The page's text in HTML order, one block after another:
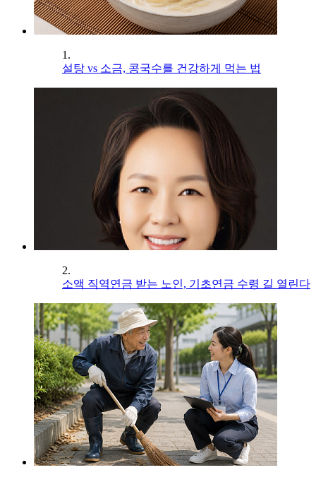
1.
설탕 vs 소금, 콩국수를 건강하게 먹는 법
2.
소액 직역연금 받는 노인, 기초연금 수령 길 열린다